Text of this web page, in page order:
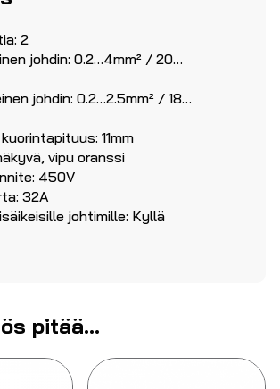
2
johdin: 0.2…4mm² / 20…
johdin: 0.2…2.5mm² / 18…
11mm
vipu oranssi
450V
32A
johtimille: Kyllä
pitää...